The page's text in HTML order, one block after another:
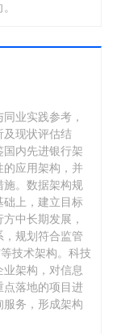
业实践参考，
及现状评估结
内先进银行架
应用架构，并
施。数据架构规
上，建立目标
中长期发展，
规划符合监管
技术架构。科技
架构，对信息
点落地的项目进
务，形成架构